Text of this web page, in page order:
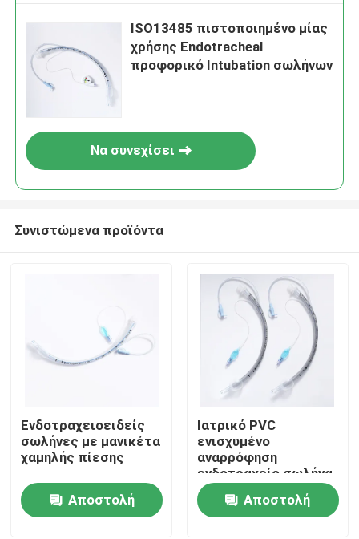
Αρχική Σελίδα
Προϊόντα
ISO13485 πιστοποιημένο μίας
χρήσης Endotracheal
προφορικό Intubation σωλήνων
Να συνεχίσει
Συνιστώμενα προϊόντα
Ενδοτραχειοειδείς
σωλήνες με μανικέτα
χαμηλής πίεσης
Αποστολή
Ιατρικό PVC
ενισχυμένο
αναρρόφηση
ενδοτραχείο σωλήνα
με υψηλού όγκου
μανσέτα ETT PU με
μέτρηση πίεσης
Αποστολή